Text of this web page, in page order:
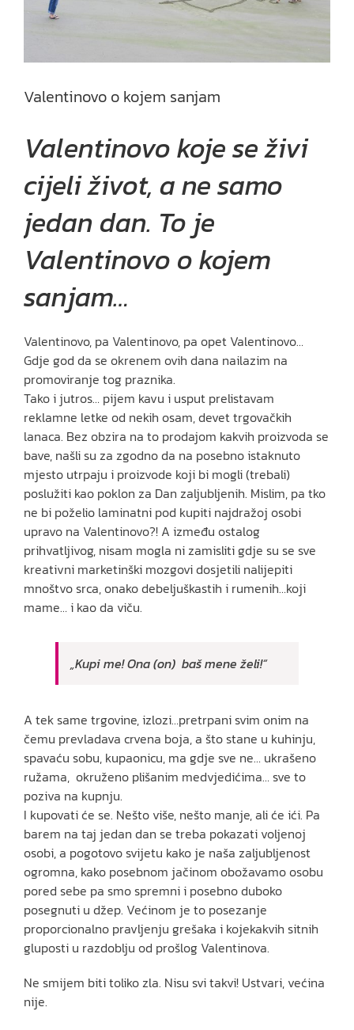
Valentinovo o kojem sanjam
Valentinovo koje se živi
cijeli život, a ne samo
jedan dan. To je
Valentinovo o kojem
sanjam…
Valentinovo, pa Valentinovo, pa opet Valentinovo…
Gdje god da se okrenem ovih dana nailazim na
promoviranje tog praznika.
Tako i jutros… pijem kavu i usput prelistavam
reklamne letke od nekih osam, devet trgovačkih
lanaca. Bez obzira na to prodajom kakvih proizvoda se
bave, našli su za zgodno da na posebno istaknuto
mjesto utrpaju i proizvode koji bi mogli (trebali)
poslužiti kao poklon za Dan zaljubljenih. Mislim, pa tko
ne bi poželio laminatni pod kupiti najdražoj osobi
upravo na Valentinovo?! A između ostalog
prihvatljivog, nisam mogla ni zamisliti gdje su se sve
kreativni marketinški mozgovi dosjetili nalijepiti
mnoštvo srca, onako debeljuškastih i rumenih…koji
mame… i kao da viču.
„Kupi me! Ona (on) baš mene želi!“
A tek same trgovine, izlozi…pretrpani svim onim na
čemu prevladava crvena boja, a što stane u kuhinju,
spavaću sobu, kupaonicu, ma gdje sve ne… ukrašeno
ružama, okruženo plišanim medvjedićima… sve to
poziva na kupnju.
I kupovati će se. Nešto više, nešto manje, ali će ići. Pa
barem na taj jedan dan se treba pokazati voljenoj
osobi, a pogotovo svijetu kako je naša zaljubljenost
ogromna, kako posebnom jačinom obožavamo osobu
pored sebe pa smo spremni i posebno duboko
posegnuti u džep. Većinom je to posezanje
proporcionalno pravljenju grešaka i kojekakvih sitnih
gluposti u razdoblju od prošlog Valentinova.
Ne smijem biti toliko zla. Nisu svi takvi! Ustvari, većina
nije.